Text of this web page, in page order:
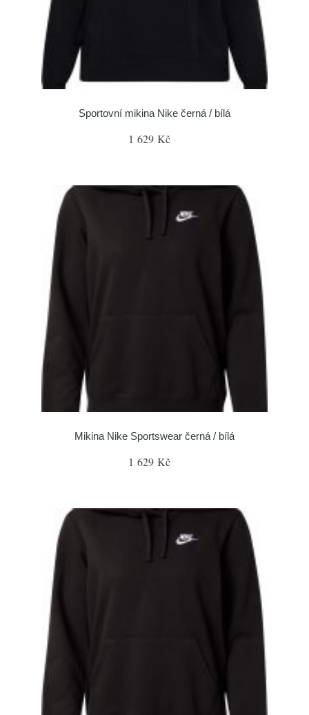
Sportovní mikina Nike černá / bílá
1 629 Kč
Mikina Nike Sportswear černá / bílá
1 629 Kč